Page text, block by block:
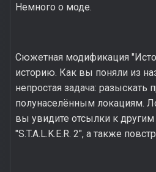
Немного о моде.
Сюжетная модификация
историю. Как вы поняли из
непростая задача:
полунаселённым локациям.
вы увидите отсылки к другим
"S.T.A.L.K.E.R. 2", а также